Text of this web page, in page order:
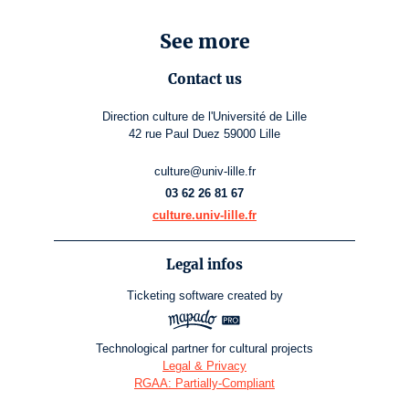
See more
Contact us
Direction culture de l'Université de Lille
42 rue Paul Duez 59000 Lille
culture@univ-lille.fr
03 62 26 81 67
culture.univ-lille.fr
Legal infos
Ticketing software created by
Technological partner for cultural projects
Legal & Privacy
RGAA: Partially-Compliant